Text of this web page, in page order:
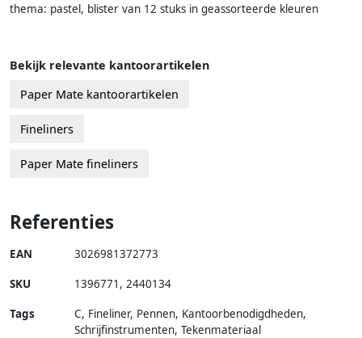
thema: pastel, blister van 12 stuks in geassorteerde kleuren
Bekijk relevante kantoorartikelen
Paper Mate kantoorartikelen
Fineliners
Paper Mate fineliners
Referenties
EAN 3026981372773
SKU 1396771 , 2440134
Tags
C, Fineliner, Pennen, Kantoorbenodigdheden,
Schrijfinstrumenten, Tekenmateriaal